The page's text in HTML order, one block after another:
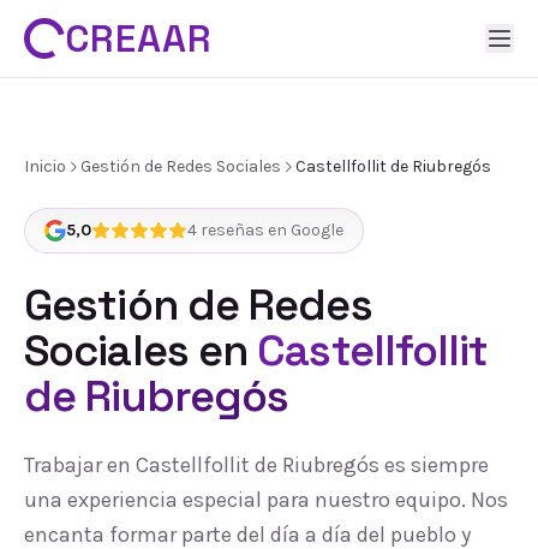
CREAAR
Inicio Gestión de Redes Sociales Castellfollit de Riubregós
5,0 4 reseñas en Google
Gestión de Redes
Sociales en Castellfollit
de Riubregós
Trabajar en Castellfollit de Riubregós es siempre
una experiencia especial para nuestro equipo. Nos
encanta formar parte del día a día del pueblo y